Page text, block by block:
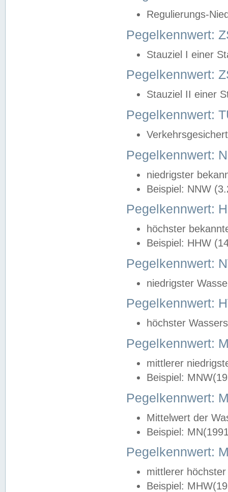
Regulierungs-
Pegelkennwert:
Stauziel I einer
Pegelkennwert:
Stauziel II einer
Pegelkennwert:
Pegelkennwert:
niedrigster
Beispiel: NNW
Pegelkennwert:
höchster
Beispiel: HHW
Pegelkennwert:
niedrigster
Pegelkennwert:
höchster
Pegelkennwert:
mittlerer
Beispiel:
Pegelkennwert:
Mittelwert der
Beispiel:
Pegelkennwert:
mittlerer
Beispiel: